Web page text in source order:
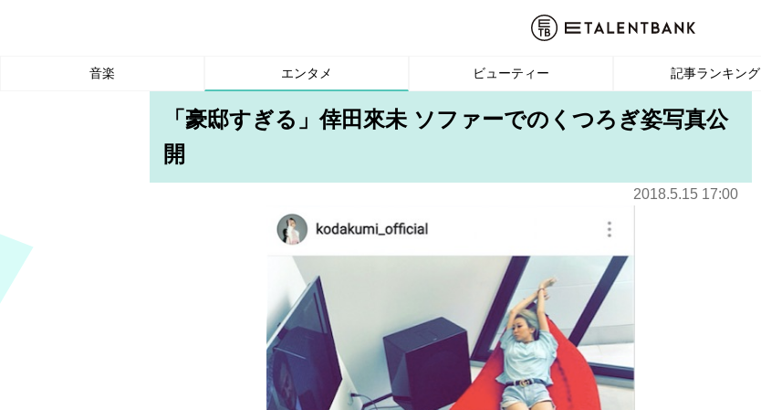
音楽 エンタメ ビューティー 記事ランキング
「豪邸すぎる」倖田來未 ソファーでのくつろぎ姿写真公
開
2018.5.15 17:00